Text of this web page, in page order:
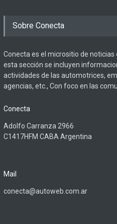
Sobre Conecta
Conecta es el micrositio de
esta sección se incluyen
actividades de las automotrices,
agencias, etc., Con foco en las
Conecta
Adolfo Carranza 2966
C1417HFM CABA Argentina
Mail
conecta@autoweb.com.ar